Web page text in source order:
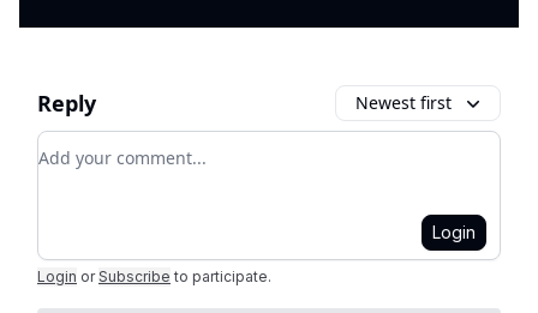
Reply Newest first
Add your comment
Login
Login or Subscribe to participate.